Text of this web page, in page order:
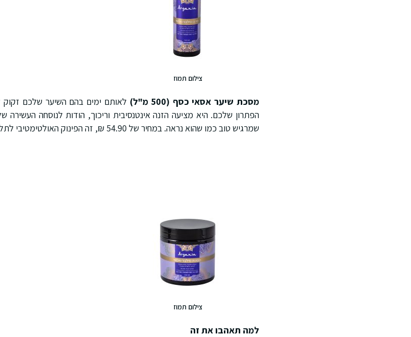
צילום תמוז
מסכת שיער אסאי כסף (500 מ"ל)
לאותם ימים בהם השיער שלכם
הפתרון שלכם. היא מציעה הזנה אינטנסיבית וריכוך, הודות לנוסחה העשירה
שמרגיש טוב כמו שהוא נראה. במחיר של 54.90 ₪, זה הפינוק האולטימטיבי לתלתלים שלכם.
צילום תמוז
למה תאהבו את זה